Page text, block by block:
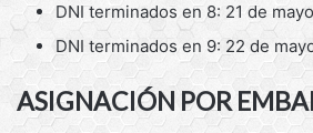
DNI terminados en 8: 21 de mayo
DNI terminados en 9: 22 de
ASIGNACIÓN POR